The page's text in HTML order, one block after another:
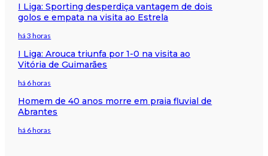
I Liga: Sporting desperdiça vantagem de dois
golos e empata na visita ao Estrela
há 3 horas
I Liga: Arouca triunfa por 1-0 na visita ao
Vitória de Guimarães
há 6 horas
Homem de 40 anos morre em praia fluvial de
Abrantes
há 6 horas